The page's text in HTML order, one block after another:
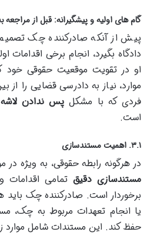
گام های اولیه و پیشگیرانه: قبل از مراجعه
پیش از آنکه صادرکننده چک
دادگاه بگیرد، انجام برخی اقدامات
او در تقویت موقعیت حقوقی
موارد، نیاز به دادرسی قضایی را از
فردی که با مشکل پس ندادن
است.
۳.۱. اهمیت مستندسازی
در هرگونه رابطه حقوقی، به ویژه در
مستندسازی دقیق تمامی اقدامات
برخوردار است. صادرکننده چک باید
یا انجام تعهدات مربوط به چک،
حفظ کند. این مستندات شامل موارد